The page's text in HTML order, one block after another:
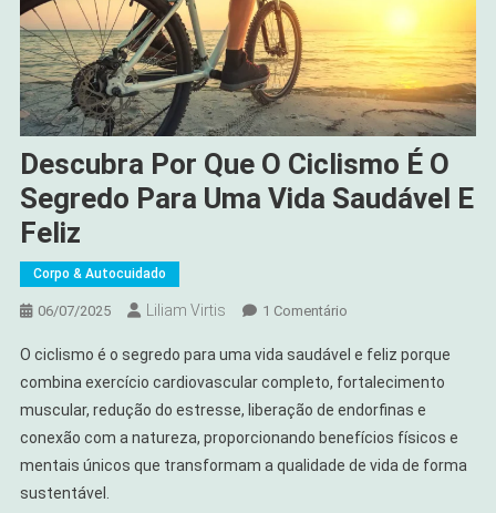
Descubra Por Que O Ciclismo É O
Segredo Para Uma Vida Saudável E
Feliz
Corpo & Autocuidado
06/07/2025 Liliam Virtis 1 ComentárioEm
Por
Que
O
Ciclismo
É
O ciclismo é o segredo para uma vida saudável e feliz porque
combina exercício cardiovascular completo, fortalecimento
muscular, redução do estresse, liberação de endorfinas e
conexão com a natureza, proporcionando benefícios físicos e
mentais únicos que transformam a qualidade de vida de forma
sustentável.